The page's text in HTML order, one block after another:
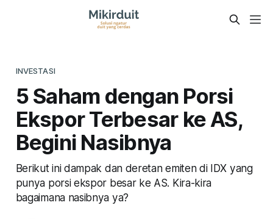
INVESTASI
5 Saham dengan Porsi
Ekspor Terbesar ke AS,
Begini Nasibnya
Berikut ini dampak dan deretan emiten di IDX yang
punya porsi ekspor besar ke AS. Kira-kira
bagaimana nasibnya ya?